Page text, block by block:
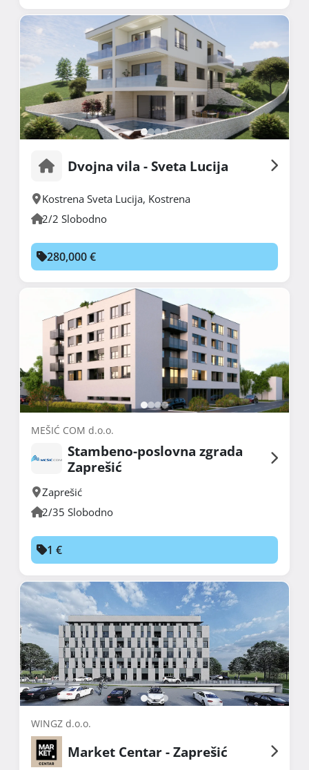
Dvojna vila - Sveta Lucija
Kostrena Sveta Lucija, Kostrena
2/2 Slobodno
280,000 €
MEŠIĆ COM d.o.o.
Stambeno-poslovna zgrada
Zaprešić
Zaprešić
2/35 Slobodno
1 €
WINGZ d.o.o.
Market Centar - Zaprešić